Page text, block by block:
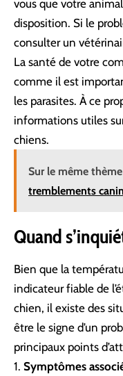
vous que votre
disposition. Si le
consulter un
La santé de votre
comme il est
les parasites. À ce
informations utiles
chiens.
Sur le même
tremblements
Quand
Bien que la
indicateur fiable de
chien, il existe des
être le signe d’un
principaux points
Symptômes